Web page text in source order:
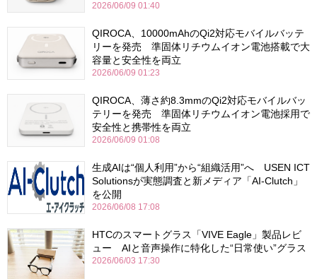
2026/06/09 01:40
QIROCA、10000mAhのQi2対応モバイルバッテ
リーを発売 準固体リチウムイオン電池搭載で大
容量と安全性を両立
2026/06/09 01:23
QIROCA、薄さ約8.3mmのQi2対応モバイルバッ
テリーを発売 準固体リチウムイオン電池採用で
安全性と携帯性を両立
2026/06/09 01:08
生成AIは“個人利用”から“組織活用”へ USEN ICT
Solutionsが実態調査と新メディア「AI-Clutch」
を公開
2026/06/08 17:08
HTCのスマートグラス「VIVE Eagle」製品レビ
ュー AIと音声操作に特化した“日常使い”グラス
2026/06/03 17:30